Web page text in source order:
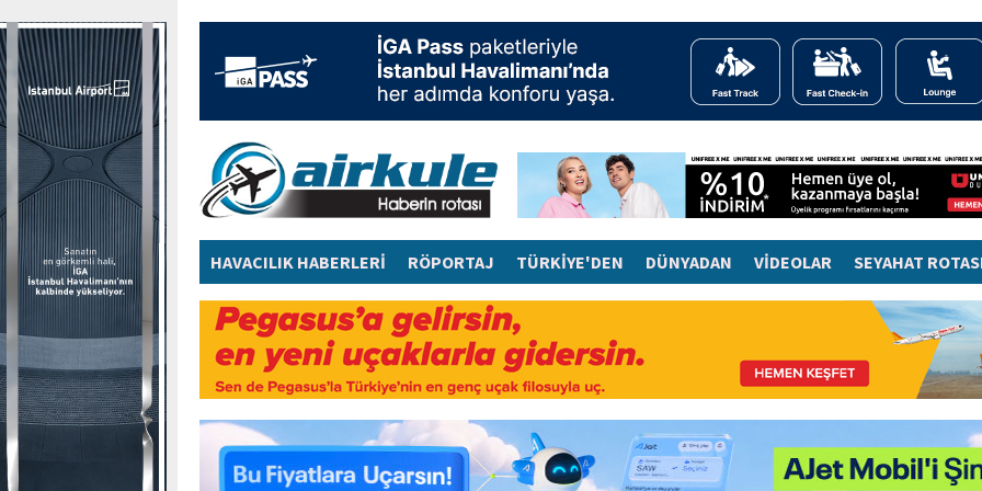
HAVACILIK HABERLERİ RÖPORTAJ TÜRKİYE'DEN DÜNYADAN VİDEOLAR SEYAHAT